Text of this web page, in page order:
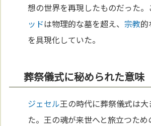
想の世界を再現したものだった
ッドは物理的な墓を超え、 宗教的
を具現化していた。
葬祭儀式に秘められた意味
ジェセル王の時代に葬祭儀式は大
た。王の魂が来世へと旅立つた